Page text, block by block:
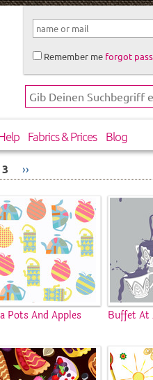
Remember me forgot
Fabrics & Prices Blog
››
Pots And Apples Buffet At